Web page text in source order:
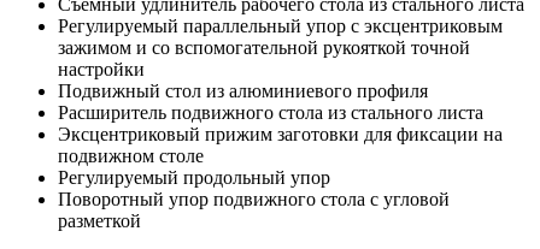
Регулируемый параллельный упор с эксцентриковым
зажимом и со вспомогательной рукояткой точной
настройки
Подвижный стол из алюминиевого профиля
Расширитель подвижного стола из стального листа
Эксцентриковый прижим заготовки для фиксации на
подвижном столе
Регулируемый продольный упор
Поворотный упор подвижного стола с угловой
разметкой